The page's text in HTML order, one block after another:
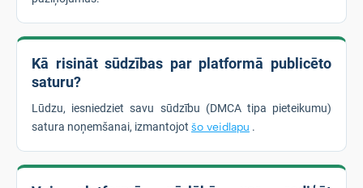
Kā risināt sūdzības par platformā publicēto
saturu?
Lūdzu, iesniedziet savu sūdzību (DMCA tipa pieteikumu)
satura noņemšanai, izmantojot šo veidlapu .